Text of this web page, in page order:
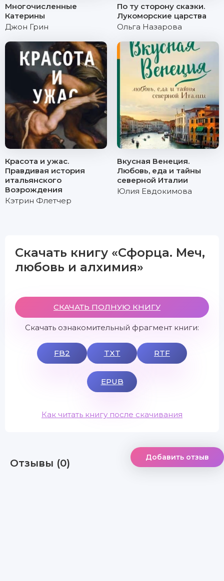
Многочисленные
Катерины
Джон Грин
По ту сторону сказки.
Лукоморские царства
Ольга Назарова
Красота и ужас.
Правдивая история
итальянского
Возрождения
Кэтрин Флетчер
Вкусная Венеция.
Любовь, еда и тайны
северной Италии
Юлия Евдокимова
Скачать книгу «Сфорца. Меч,
любовь и алхимия»
СКАЧАТЬ ПОЛНУЮ КНИГУ
Скачать ознакомительный фрагмент книги:
FB2 TXT RTF
EPUB
Как читать книгу после скачивания
Отзывы (0) Добавить отзыв